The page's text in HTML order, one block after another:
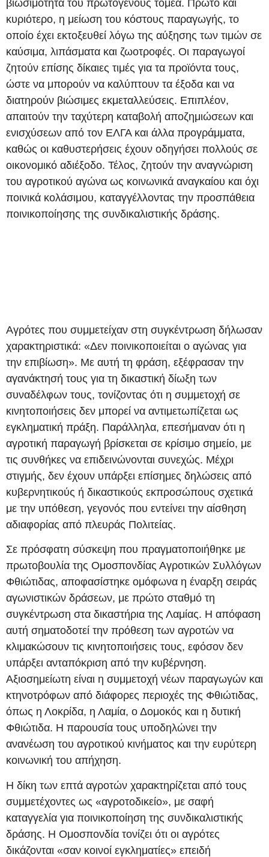
βιωσιμότητα του πρωτογενούς τομέα. Πρώτο και
κυριότερο, η μείωση του κόστους παραγωγής, το
οποίο έχει εκτοξευθεί λόγω της αύξησης των τιμών σε
καύσιμα, λιπάσματα και ζωοτροφές. Οι παραγωγοί
ζητούν επίσης δίκαιες τιμές για τα προϊόντα τους,
ώστε να μπορούν να καλύπτουν τα έξοδα και να
διατηρούν βιώσιμες εκμεταλλεύσεις. Επιπλέον,
απαιτούν την ταχύτερη καταβολή αποζημιώσεων και
ενισχύσεων από τον ΕΛΓΑ και άλλα προγράμματα,
καθώς οι καθυστερήσεις έχουν οδηγήσει πολλούς σε
οικονομικό αδιέξοδο. Τέλος, ζητούν την αναγνώριση
του αγροτικού αγώνα ως κοινωνικά αναγκαίου και όχι
ποινικά κολάσιμου, καταγγέλλοντας την προσπάθεια
ποινικοποίησης της συνδικαλιστικής δράσης.
Αγρότες που συμμετείχαν στη συγκέντρωση δήλωσαν
χαρακτηριστικά: «Δεν ποινικοποιείται ο αγώνας για
την επιβίωση». Με αυτή τη φράση, εξέφρασαν την
αγανάκτησή τους για τη δικαστική δίωξη των
συναδέλφων τους, τονίζοντας ότι η συμμετοχή σε
κινητοποιήσεις δεν μπορεί να αντιμετωπίζεται ως
εγκληματική πράξη. Παράλληλα, επεσήμαναν ότι η
αγροτική παραγωγή βρίσκεται σε κρίσιμο σημείο, με
τις συνθήκες να επιδεινώνονται συνεχώς. Μέχρι
στιγμής, δεν έχουν υπάρξει επίσημες δηλώσεις από
κυβερνητικούς ή δικαστικούς εκπροσώπους σχετικά
με την υπόθεση, γεγονός που εντείνει την αίσθηση
αδιαφορίας από πλευράς Πολιτείας.
Σε πρόσφατη σύσκεψη που πραγματοποιήθηκε με
πρωτοβουλία της Ομοσπονδίας Αγροτικών Συλλόγων
Φθιώτιδας, αποφασίστηκε ομόφωνα η έναρξη σειράς
αγωνιστικών δράσεων, με πρώτο σταθμό τη
συγκέντρωση στα δικαστήρια της Λαμίας. Η απόφαση
αυτή σηματοδοτεί την πρόθεση των αγροτών να
κλιμακώσουν τις κινητοποιήσεις τους, εφόσον δεν
υπάρξει ανταπόκριση από την κυβέρνηση.
Αξιοσημείωτη είναι η συμμετοχή νέων παραγωγών και
κτηνοτρόφων από διάφορες περιοχές της Φθιώτιδας,
όπως η Λοκρίδα, η Λαμία, ο Δομοκός και η δυτική
Φθιώτιδα. Η παρουσία τους υποδηλώνει την
ανανέωση του αγροτικού κινήματος και την ευρύτερη
κοινωνική του απήχηση.
Η δίκη των επτά αγροτών χαρακτηρίζεται από τους
συμμετέχοντες ως «αγροτοδικείο», με σαφή
καταγγελία για ποινικοποίηση της συνδικαλιστικής
δράσης. Η Ομοσπονδία τονίζει ότι οι αγρότες
δικάζονται «σαν κοινοί εγκληματίες» επειδή